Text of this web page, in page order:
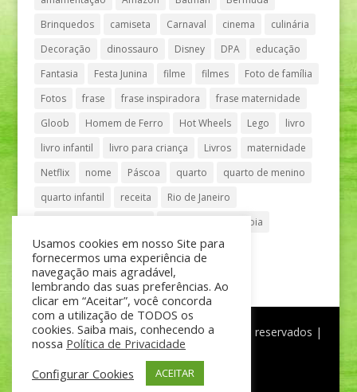
Brinquedos
camiseta Carnaval cinema
culinária
Decoração
dinossauro Disney DPA
educação
Fantasia
Festa Junina filme filmes
Foto de família
Fotos
frase frase inspiradora
frase maternidade
Gloob
Homem de Ferro Hot Wheels Lego
livro
livro infantil
livro para criança Livros
maternidade
Netflix
nome Páscoa quarto
quarto de menino
quarto infantil
receita
Rio de Janeiro
Shopping Vila Olímpia
São Paulo
teatro tênis
®Mãe de Menino | © Todos os direitos reservados |
Política de Privacidade
Usamos cookies em nosso Site para
fornecermos uma experiência de
navegação mais agradável,
lembrando das suas preferências. Ao
clicar em “Aceitar”, você concorda
com a utilização de TODOS os
cookies. Saiba mais, conhecendo a
nossa Política de Privacidade
Configurar Cookies
ACEITAR